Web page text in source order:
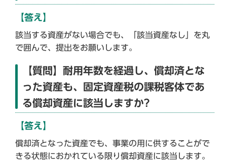
【答え】
該当する資産がない場合でも、「該当資産なし」を丸
で囲んで、提出をお願いします。
【質問】耐用年数を経過し、償却済とな
った資産も、固定資産税の課税客体であ
る償却資産に該当しますか?
【答え】
償却済となった資産でも、事業の用に供することがで
きる状態におかれている限り償却資産に該当します。